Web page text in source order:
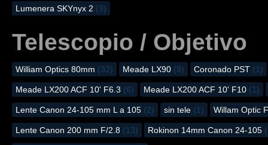
Lumenera SKYnyx 2 (3)
Telescopio / Objetivo
William Optics 80mm (32) Meade LX90 (9) Coronado PST (1)
Meade LX200 ACF 10' F6.3 (6) Meade LX200 ACF 10' F10 (1)
Lente Canon 24-105 mm L a 105 (2) sin tele (1) Willam Optic
Lente Canon 200 mm F/2.8 (13) Rokinon 14mm Canon 24-105